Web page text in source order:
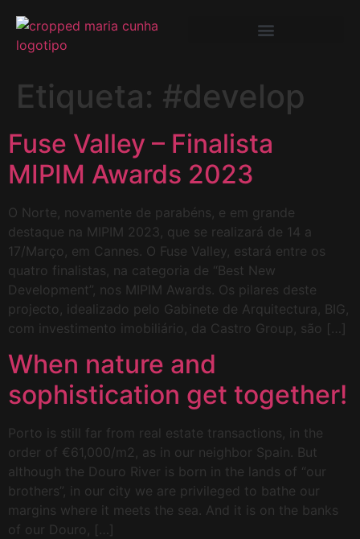
Etiqueta: #develop
Fuse Valley – Finalista
MIPIM Awards 2023
O Norte, novamente de parabéns, e em grande
destaque na MIPIM 2023, que se realizará de 14 a
17/Março, em Cannes. O Fuse Valley, estará entre os
quatro finalistas, na categoria de “Best New
Development”, nos MIPIM Awards. Os pilares deste
projecto, idealizado pelo Gabinete de Arquitectura, BIG,
com investimento imobiliário, da Castro Group, são […]
When nature and
sophistication get together!
Porto is still far from real estate transactions, in the
order of €61,000/m2, as in our neighbor Spain. But
although the Douro River is born in the lands of “our
brothers”, in our city we are privileged to bathe our
margins where it meets the sea. And it is on the banks
of our Douro, […]